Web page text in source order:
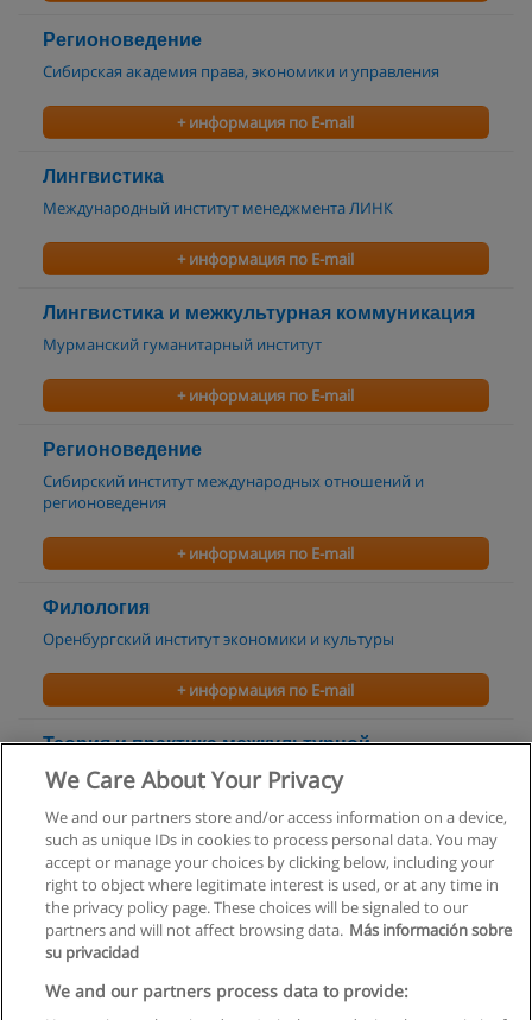
Регионоведение
Сибирская академия права, экономики и управления
+ информация по E-mail
Лингвистика
Международный институт менеджмента ЛИНК
+ информация по E-mail
Лингвистика и межкультурная коммуникация
Мурманский гуманитарный институт
+ информация по E-mail
Регионоведение
Сибирский институт международных отношений и
регионоведения
+ информация по E-mail
Филология
Оренбургский институт экономики и культуры
+ информация по E-mail
Теория и практика межкультурной
коммуникации
Оренбургский институт экономики и культуры
+ информация по E-mail
Правила пользования
We Care About Your Privacy
We and our partners store and/or access information on a device,
such as unique IDs in cookies to process personal data. You may
accept or manage your choices by clicking below, including your
right to object where legitimate interest is used, or at any time in
the privacy policy page. These choices will be signaled to our
partners and will not affect browsing data. Más información sobre
su privacidad
We and our partners process data to provide: